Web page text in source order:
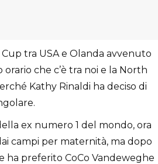
tra USA e Olanda avvenuto
che c’è tra noi e la North
Kathy Rinaldi ha deciso di
ex numero 1 del mondo, ora
campi per maternità, ma dopo
preferito CoCo Vandeweghe